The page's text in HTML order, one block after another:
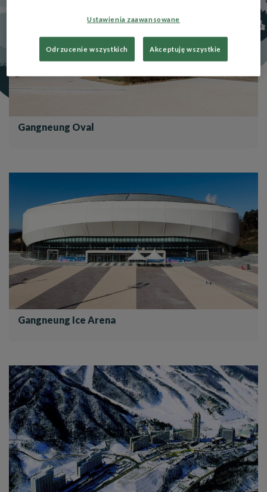
Gangneung Oval
Gangneung Ice Arena
Ustawienia zaawansowane
Odrzucenie wszystkich Akceptuję wszystkie